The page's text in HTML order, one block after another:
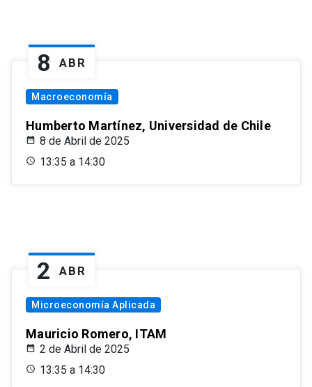
8 ABR
Macroeconomía
Humberto Martínez, Universidad de Chile
8 de Abril de 2025
13:35 a 14:30
2 ABR
Microeconomía Aplicada
Mauricio Romero, ITAM
2 de Abril de 2025
13:35 a 14:30